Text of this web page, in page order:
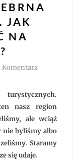
JAK
NA
Komentarzdo
Góra
i
Bardo.
Jak
zaoszczędzić
wyjeździe?
nasz region
ale wciąż
nie byliśmy albo
Staramy
się udaje.